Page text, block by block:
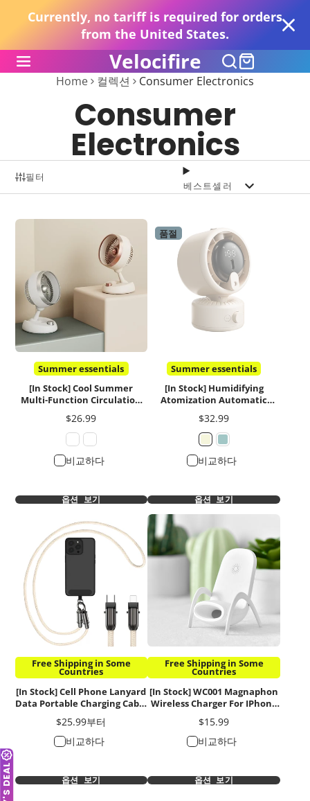
Currently, no tariff is required for orders
from the United States.
Velocifire
Home 컬렉션 Consumer Electronics
Consumer
Electronics
필터
베스트셀러
Summer essentials
[In Stock] Cool Summer
Multi-Function Circulation
가
$26.99
비교하다
옵션 보기
품절
Summer essentials
[In Stock] Humidifying
Atomization Automatic
Circulation Fan
가
$32.99
비교하다
옵션 보기
Free Shipping in Some
Countries
[In Stock] Cell Phone Lanyard
Data Portable Charging Cable
가
격
$25.99부터
비교하다
옵션 보기
Free Shipping in Some
Countries
[In Stock] WC001 Magnaphon
Wireless Charger For IPhone
가
격
$15.99
비교하다
옵션 보기